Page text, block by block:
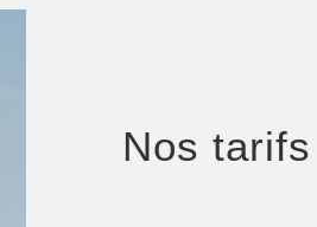
Nos tarifs